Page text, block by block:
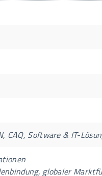
CAQ, Software & IT-
globaler